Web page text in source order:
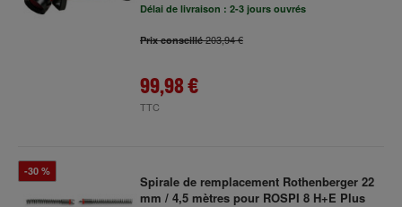
Délai de livraison : 2-3 jours ouvrés
Prix conseillé203,94 €
99,98 €
TTC
-30 %
Spirale de remplacement Rothenberger 22
mm / 4,5 mètres pour ROSPI 8 H+E Plus